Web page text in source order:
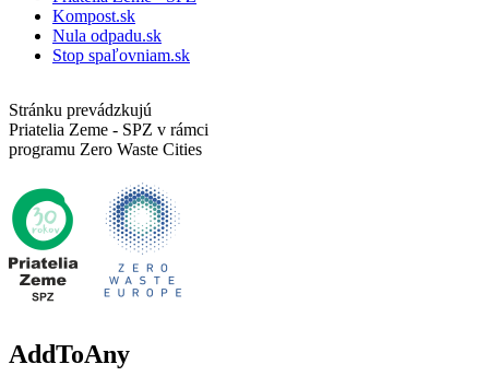
Kompost.sk
Nula odpadu.sk
Stop spaľovniam.sk
Stránku prevádzkujú
Priatelia Zeme - SPZ v rámci
programu Zero Waste Cities
AddToAny